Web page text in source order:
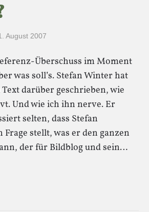
August 2007
Überschuss im Moment
was soll’s. Stefan Winter hat
darüber geschrieben, wie
Und wie ich ihn nerve. Er
selten, dass Stefan
Frage stellt, was er den ganzen
der für Bildblog und sein…